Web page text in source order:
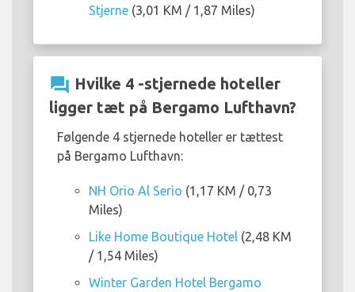
Stjerne (3,01 KM / 1,87 Miles)
question_answer Hvilke 4 -stjernede hoteller
ligger tæt på Bergamo Lufthavn?
Følgende 4 stjernede hoteller er tættest
på Bergamo Lufthavn:
NH Orio Al Serio (1,17 KM / 0,73
Miles)
Like Home Boutique Hotel (2,48 KM
/ 1,54 Miles)
Winter Garden Hotel Bergamo